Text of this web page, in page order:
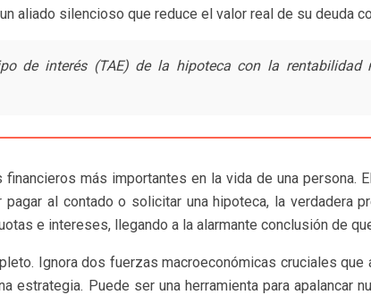
aliado silencioso que reduce el valor real de su deuda
de interés (TAE) de la hipoteca con la
más importantes en la vida de una
al contado o solicitar una hipoteca, la verdadera
e intereses, llegando a la alarmante conclusión de
Ignora dos fuerzas macroeconómicas cruciales
estrategia. Puede ser una herramienta para